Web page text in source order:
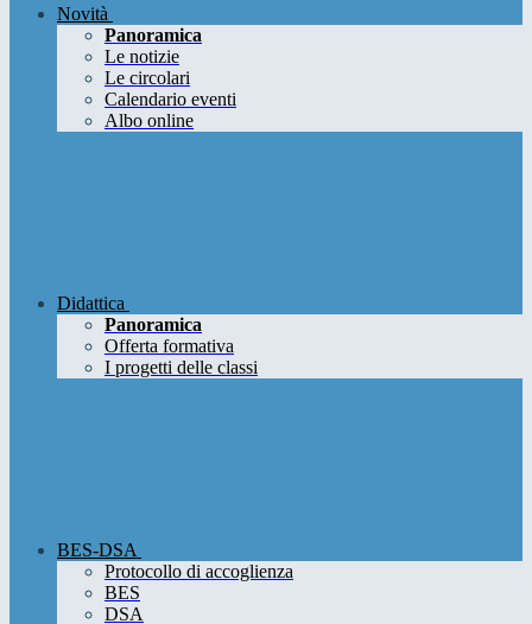
Novità
Panoramica
Le notizie
Le circolari
Calendario eventi
Albo online
Didattica
Panoramica
Offerta formativa
I progetti delle classi
BES-DSA
Protocollo di accoglienza
BES
DSA